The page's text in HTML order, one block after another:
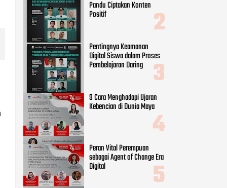
Pandu Ciptakan Konten
Positif
Pentingnya Keamanan
Digital Siswa dalam Proses
Pembelajaran Daring
9 Cara Menghadapi Ujaran
Kebencian di Dunia Maya
Peran Vital Perempuan
sebagai Agent of Change Era
Digital